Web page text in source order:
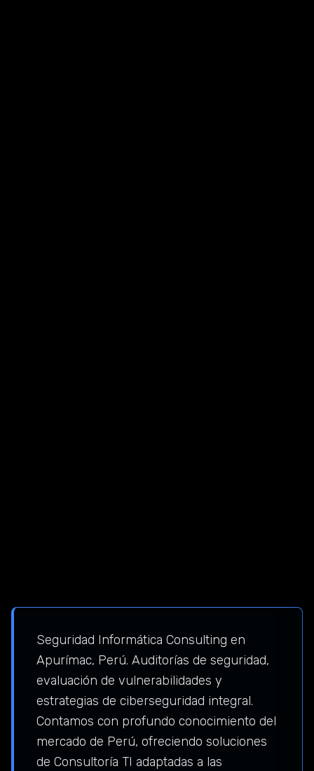
Seguridad Informática Consulting en
Apurímac, Perú. Auditorías de seguridad,
evaluación de vulnerabilidades y
estrategias de ciberseguridad integral.
Contamos con profundo conocimiento del
mercado de Perú, ofreciendo soluciones
de Consultoría TI adaptadas a las